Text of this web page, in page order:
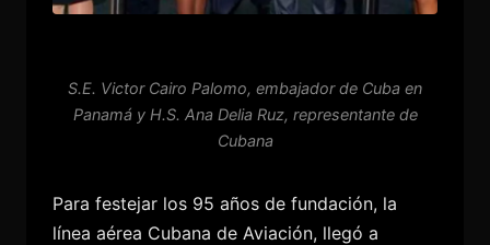
S.E. Victor Cairo Palomo, embajador de Cuba en
Panamá y H.S. Ana Delia Ruz, representante de
Cubana
Para festejar los 95 años de fundación, la
línea aérea Cubana de Aviación, llegó a